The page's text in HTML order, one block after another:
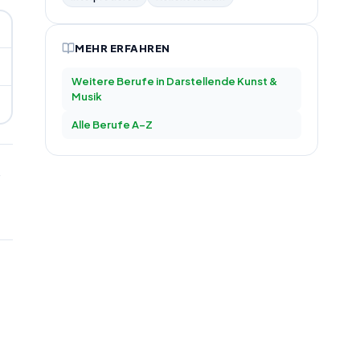
MEHR ERFAHREN
Weitere Berufe in Darstellende Kunst &
Musik
Alle Berufe A–Z